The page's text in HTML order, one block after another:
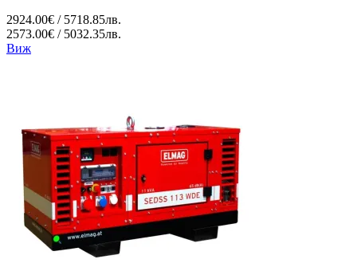
2924.00€ / 5718.85лв.
2573.00€ / 5032.35лв.
Виж